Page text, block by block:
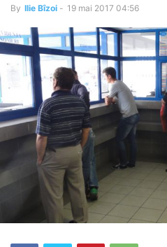
By Ilie Bîzoi - 19 mai 2017 04:56